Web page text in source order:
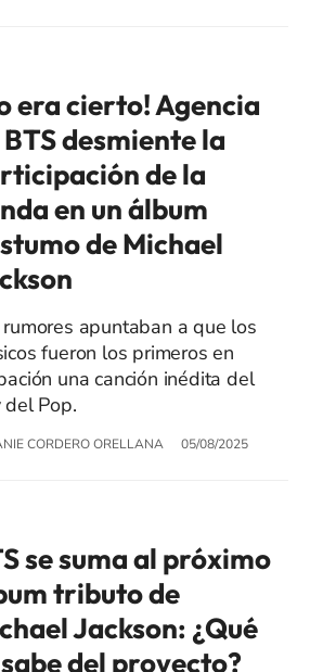
era cierto! Agencia
desmiente la
de la
en un álbum
de Michael
apuntaban a que los
fueron los primeros en
una canción inédita del
del Pop.
CORDERO ORELLANA 05/08/2025
se suma al próximo
tributo de
Jackson: ¿Qué
del proyecto?